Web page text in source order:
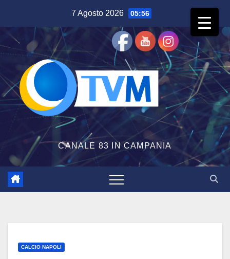
contenuto
7 Agosto 2026 05:56
CANALE 83 IN CAMPANIA
CALCIO NAPOLI